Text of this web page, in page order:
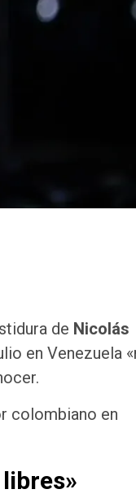
de Nicolás
en Venezuela
colombiano en